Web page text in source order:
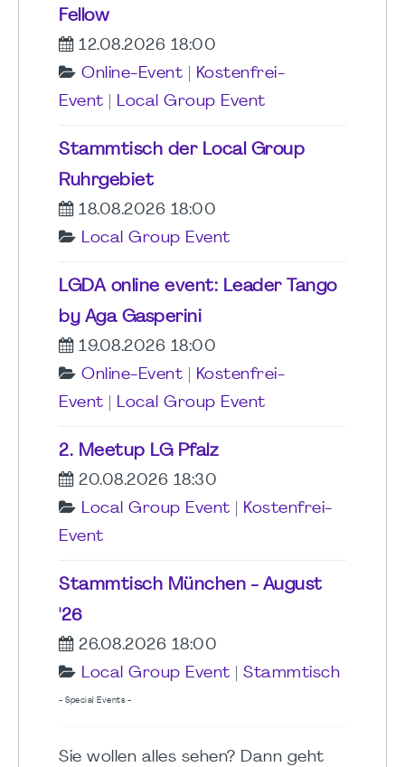
Fellow
12.08.2026 18:00
Online-Event
Kostenfrei-
Event
Local Group Event
Stammtisch der Local Group
Ruhrgebiet
18.08.2026 18:00
Local Group Event
LGDA online event: Leader Tango
by Aga Gasperini
19.08.2026 18:00
Online-Event
Kostenfrei-
Event
Local Group Event
2. Meetup LG Pfalz
20.08.2026 18:30
Local Group Event
Kostenfrei-
Event
Stammtisch München - August
'26
26.08.2026 18:00
Local Group Event
Stammtisch
- Special Events -
Sie wollen alles sehen? Dann geht